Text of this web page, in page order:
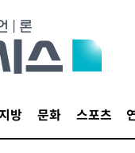
방 문화 스포츠